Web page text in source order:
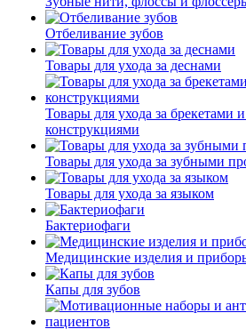
Отбеливание зубов
Товары для ухода за деснами
Товары для ухода за брекетами
конструкциями
Товары для ухода за зубными
Товары для ухода за языком
Бактериофаги
Медицинские изделия и
Капы для зубов